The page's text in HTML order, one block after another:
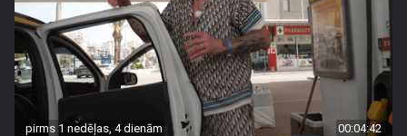
pirms 1 nedēļas, 4 dienām 00:04:42